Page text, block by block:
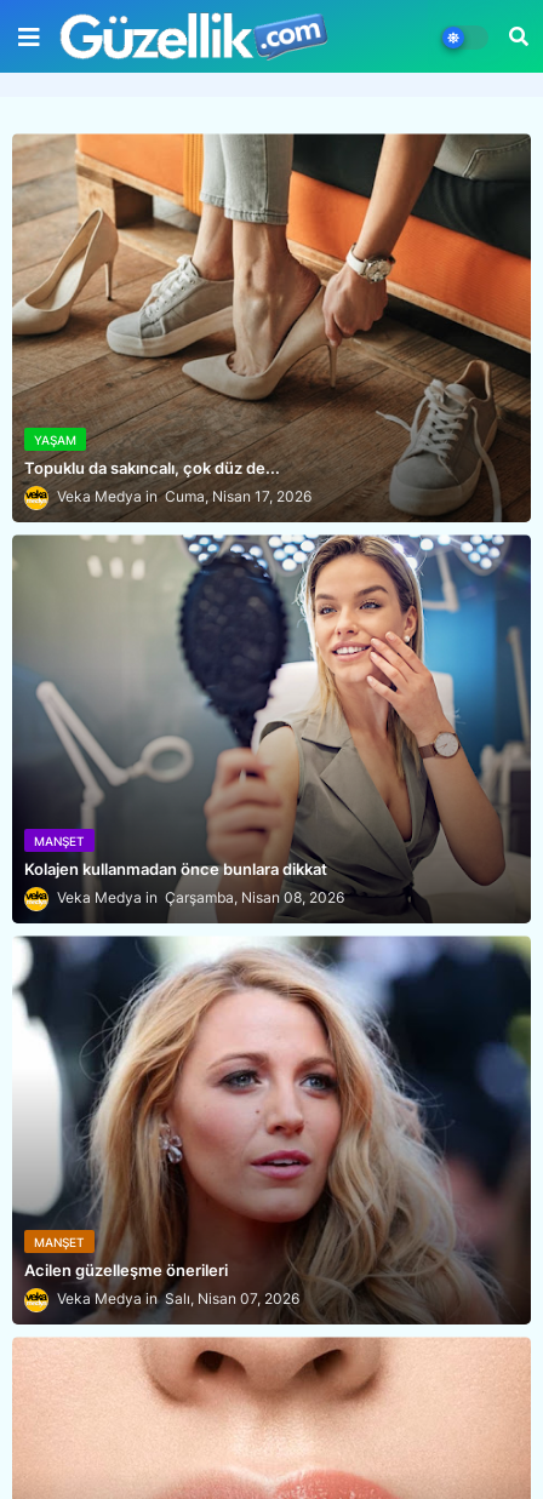
YAŞAM
Topuklu da sakıncalı, çok düz de...
Veka Medya Cuma, Nisan 17, 2026
MANŞET
Kolajen kullanmadan önce bunlara dikkat
Veka Medya Çarşamba, Nisan 08, 2026
MANŞET
Acilen güzelleşme önerileri
Veka Medya Salı, Nisan 07, 2026